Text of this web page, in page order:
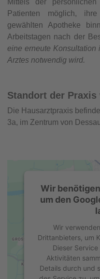
Patienten möglich,
gewählten Apotheke
Arbeitstagen nach der
eine erneute Konsultation
Arztes notwendig wird.
Standort der Praxis
Die Hausarztpraxis
3a, im Zentrum von
Wir
um den
Wir
Drittanbieters, um
Dieser
Aktivitäten
Details durch und